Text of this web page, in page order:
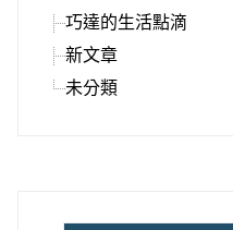
巧達的生活點滴
新文章
未分類